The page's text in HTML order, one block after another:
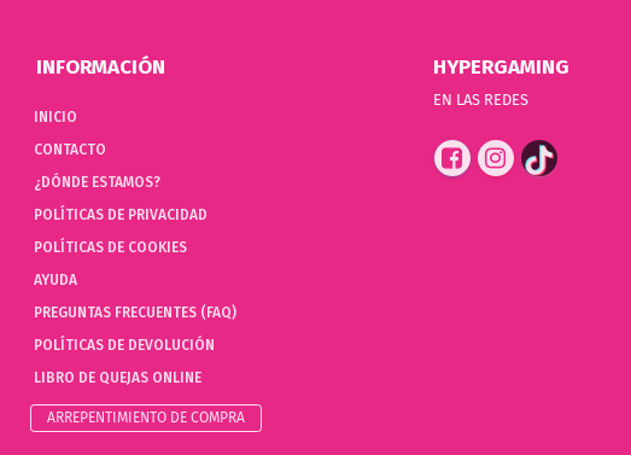
INFORMACIÓN
INICIO
CONTACTO
¿DÓNDE ESTAMOS?
POLÍTICAS DE PRIVACIDAD
POLÍTICAS DE COOKIES
AYUDA
PREGUNTAS FRECUENTES (FAQ)
POLÍTICAS DE DEVOLUCIÓN
LIBRO DE QUEJAS ONLINE
ARREPENTIMIENTO DE COMPRA
HYPERGAMING
EN LAS REDES